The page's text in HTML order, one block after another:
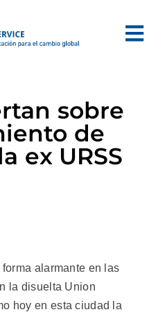
sobre
de
ex URSS
alarmante en las
la disuelta Union
hoy en esta ciudad la